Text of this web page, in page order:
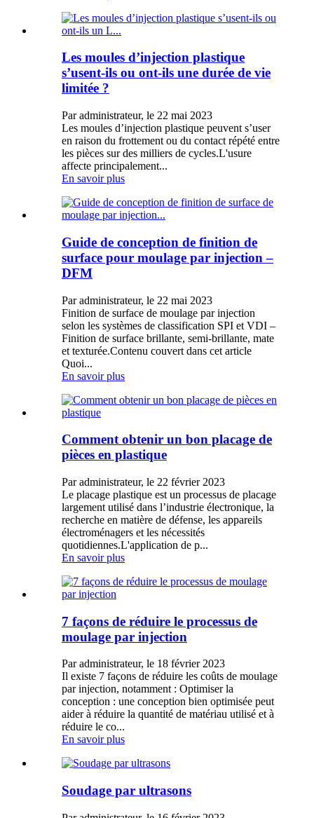
Les moules d’injection plastique
s’usent-ils ou ont-ils une durée de vie
limitée ?
Par administrateur, le 22 mai 2023
Les moules d’injection plastique peuvent s’user
en raison du frottement ou du contact répété entre
les pièces sur des milliers de cycles.L'usure
affecte principalement...
En savoir plus
Guide de conception de finition de
surface pour moulage par injection –
DFM
Par administrateur, le 22 mai 2023
Finition de surface de moulage par injection
selon les systèmes de classification SPI et VDI –
Finition de surface brillante, semi-brillante, mate
et texturée.Contenu couvert dans cet article
Quoi...
En savoir plus
Comment obtenir un bon placage de
pièces en plastique
Par administrateur, le 22 février 2023
Le placage plastique est un processus de placage
largement utilisé dans l’industrie électronique, la
recherche en matière de défense, les appareils
électroménagers et les nécessités
quotidiennes.L'application de p...
En savoir plus
7 façons de réduire le processus de
moulage par injection
Par administrateur, le 18 février 2023
Il existe 7 façons de réduire les coûts de moulage
par injection, notamment : Optimiser la
conception : une conception bien optimisée peut
aider à réduire la quantité de matériau utilisé et à
réduire le co...
En savoir plus
Soudage par ultrasons